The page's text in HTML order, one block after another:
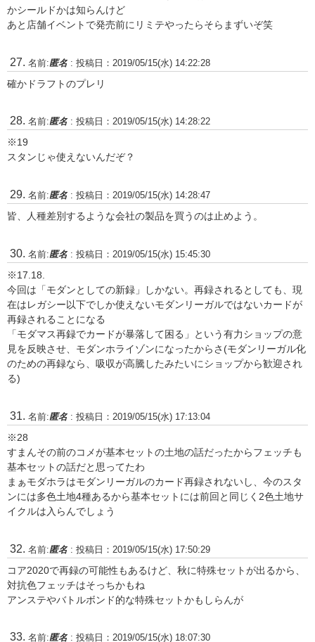
かシールドかは知らんけど
あと店舗イベントで発売前にリミテやったらそらまずいぞ笑
名前:匿名 : 投稿日：2019/05/15(水) 14:22:28
確かドラフトのプレリ
名前:匿名 : 投稿日：2019/05/15(水) 14:28:22
※19
スタンじゃ使えないんだぞ？
名前:匿名 : 投稿日：2019/05/15(水) 14:28:47
皆、人種差別するような会社の製品を買うのは止めよう。
名前:匿名 : 投稿日：2019/05/15(水) 15:45:30
※17.18.
今回は「モダンとしての新録」しかない。再録されるとしても、現
在はレガシー以下でしか使えないモダンリーガルではないカードが
再録されることになる
「モダマス再録でカードが暴落して困る」という有力ショップの意
見を反映させ、モダンホライゾンになったからさ(モダンリーガル化
のための再録なら、吸収が高騰したみたいにショップから歓迎され
る)
名前:匿名 : 投稿日：2019/05/15(水) 17:13:04
※28
すまんその前のコメが基本セットの土地の話だったからフェッチも
基本セットの話だと思ってたわ
まぁモダホラはモダンリーガルのカード再録されないし、今のスタ
ンには多色土地4種あるから基本セットには前回と同じく2色土地サ
イクルは入らんでしょう
名前:匿名 : 投稿日：2019/05/15(水) 17:50:29
コア2020で再録の可能性もあるけど、秋に特殊セットが出るから、
対抗色フェッチはそっちかもね
アンステやバトルボンド的な特殊セットかもしらんが
名前:匿名 : 投稿日：2019/05/15(水) 18:07:30